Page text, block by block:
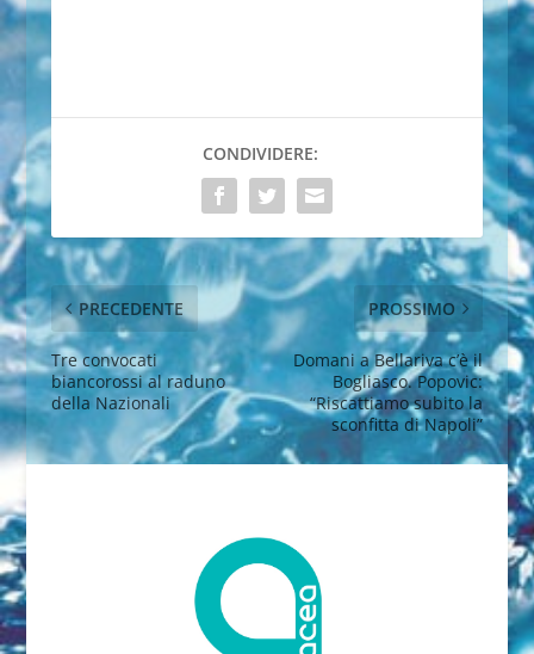
CONDIVIDERE:
PRECEDENTE
Tre convocati
biancorossi al raduno
della Nazionali
PROSSIMO
Domani a Bellariva c’è il
Bogliasco. Popovic:
“Riscattiamo subito la
sconfitta di Napoli”